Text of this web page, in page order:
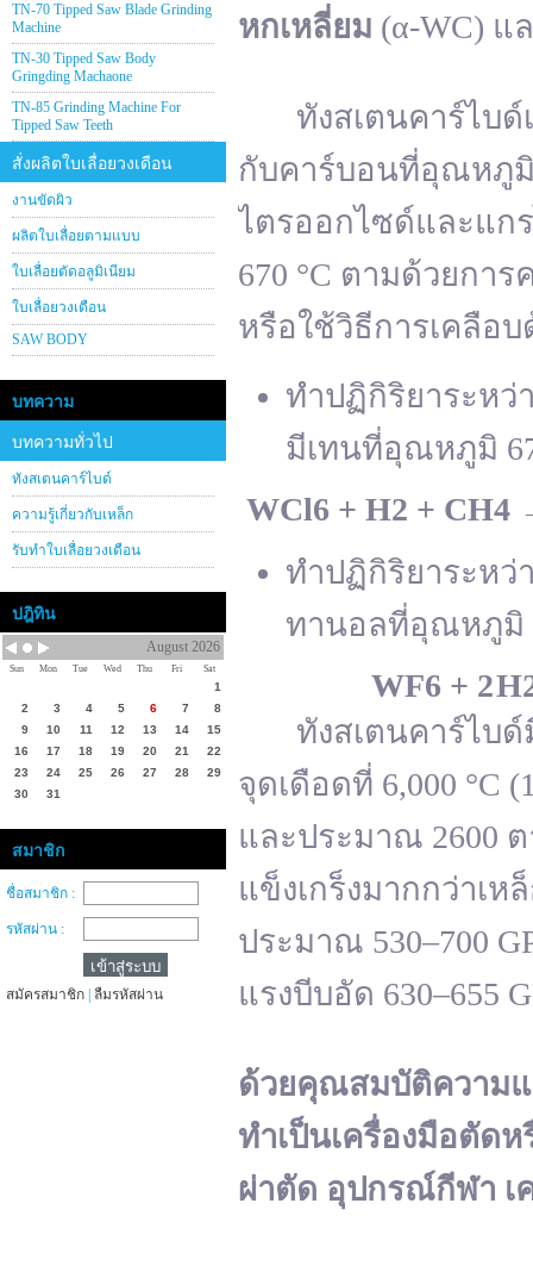
TN-70 Tipped Saw Blade Grinding
Machine
TN-30 Tipped Saw Body
Gringding Machaone
TN-85 Grinding Machine For
Tipped Saw Teeth
สั่งผลิตใบเลื่อยวงเดือน
งานขัดผิว
ผลิตใบเลื่อยตามแบบ
ใบเลื่อยตัดอลูมิเนียม
ใบเลื่อยวงเดือน
SAW BODY
บทความ
บทความทั่วไป
ทังสเตนคาร์ไบด์
ความรู้เกี่ยวกับเหล็ก
รับทำใบเลื่อยวงเดือน
ปฎิทิน
August 2026
Sun Mon Tue Wed Thu Fri Sat
1
2
3 4 5 6 7
8
9
10 11 12 13 14
15
16
17 18 19 20 21
22
23
24 25 26 27 28
29
30
31
สมาชิก
ชื่อสมาชิก :
รหัสผ่าน :
สมัครสมาชิก ลืมรหัสผ่าน
หกเหลี่ยม (α-WC) แ
ทังสเตนคาร์ไบด์เ
กับคาร์บอนที่อุณหภูมิ
ไตรออกไซด์และแก
670 °C ตามด้วยกา
หรือใช้วิธีการเคลือบ
ทำปฏิกิริยาระหว่
มีเทนที่อุณหภูมิ
WCl6 + H2 + CH4
ทำปฏิกิริยาระหว่
ทานอลที่อุณหภูมิ
WF6 + 2 H
ทังสเตนคาร์ไบด์มี
จุดเดือดที่ 6,000 °C
และประมาณ 2600
แข็งเกร็งมากกว่าเ
ประมาณ 530–700
แรงบีบอัด 630–655
ด้วยคุณสมบัติความแ
ทำเป็นเครื่องมือตัดห
ผ่าตัด อุปกรณ์กีฬา เ